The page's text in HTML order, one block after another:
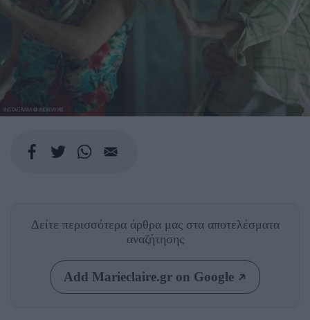
INSTAGRAM @ INDIEWIRE
Δείτε περισσότερα άρθρα μας στα αποτελέσματα
αναζήτησης
Add Marieclaire.gr on Google